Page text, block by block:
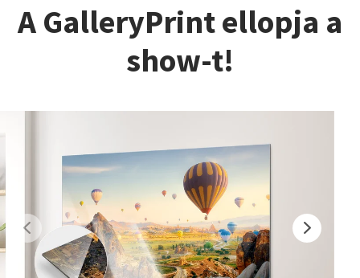
A GalleryPrint ellopja a
show-t!